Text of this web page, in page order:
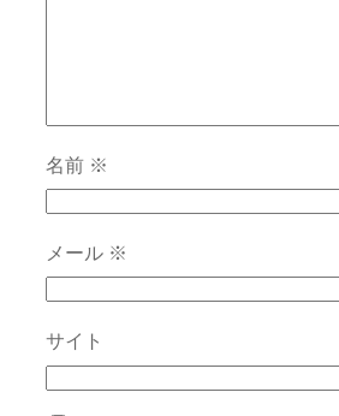
名前 ※
メール ※
サイト